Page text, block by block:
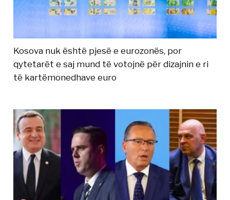
Kosova nuk është pjesë e eurozonës, por
qytetarët e saj mund të votojnë për dizajnin e ri
të kartëmonedhave euro